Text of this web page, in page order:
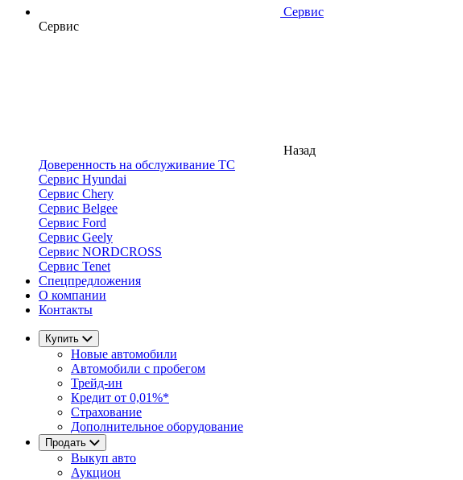
Сервис
Сервис
Назад
Доверенность на обслуживание ТС
Сервис Hyundai
Сервис Chery
Сервис Belgee
Сервис Ford
Сервис Geely
Сервис NORDCROSS
Сервис Tenet
Спецпредложения
О компании
Контакты
Купить
Новые автомобили
Автомобили с пробегом
Трейд-ин
Кредит от 0,01%*
Страхование
Дополнительное оборудование
Продать
Выкуп авто
Аукцион